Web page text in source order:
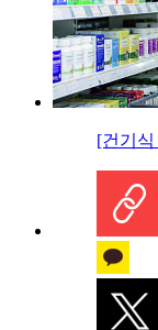
[건기